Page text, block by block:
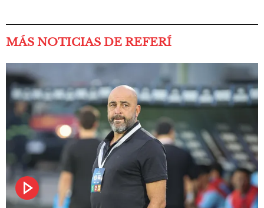
MÁS NOTICIAS DE REFERÍ